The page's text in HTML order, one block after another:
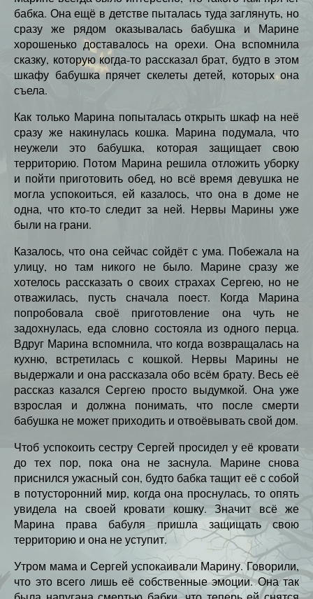
бабка. Она ещё в детстве пыталась туда заглянуть, но
сразу же рядом оказывалась бабушка и Марине
хорошенько доставалось на орехи. Она вспомнила
сказку, которую когда-то рассказал брат, будто в этом
шкафу бабушка прячет скелеты детей, которых она
съела.
Как только Марина попыталась открыть шкаф на неё
сразу же накинулась кошка. Марина подумала, что
неужели это бабушка, которая защищает свою
территорию. Потом Марина решила отложить уборку
и пойти приготовить обед, но всё время девушка не
могла успокоиться, ей казалось, что она в доме не
одна, что кто-то следит за ней. Нервы Марины уже
были на грани.
Казалось, что она сейчас сойдёт с ума. Побежала на
улицу, но там никого не было. Марине сразу же
хотелось рассказать о своих страхах Сергею, но не
отважилась, пусть сначала поест. Когда Марина
попробовала своё приготовление она чуть не
задохнулась, еда словно состояла из одного перца.
Вдруг Марина вспомнила, что когда возвращалась на
кухню, встретилась с кошкой. Нервы Марины не
выдержали и она рассказала обо всём брату. Весь её
рассказ казался Сергею просто выдумкой. Она уже
взрослая и должна понимать, что после смерти
бабушка не может приходить и отвоёвывать свой дом.
Чтоб успокоить сестру Сергей просидел у её кровати
до тех пор, пока она не заснула. Марине снова
приснился ужасный сон, будто бабка тащит её с собой
в потусторонний мир, когда она проснулась, то опять
увидела на своей кровати кошку. Значит всё же
Марина права бабуля пришла защищать свою
территорию и она не уступит.
Утром мама и Сергей успокаивали Марину. Говорили,
что это всего лишь её собственные эмоции. Она так